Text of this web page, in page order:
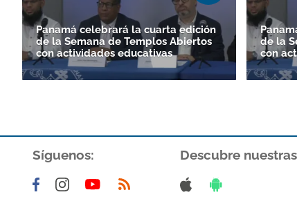
Panamá celebrará la cuarta edición
de la Semana de Templos Abiertos
con actividades educativas
de la
con
Síguenos: Descubre